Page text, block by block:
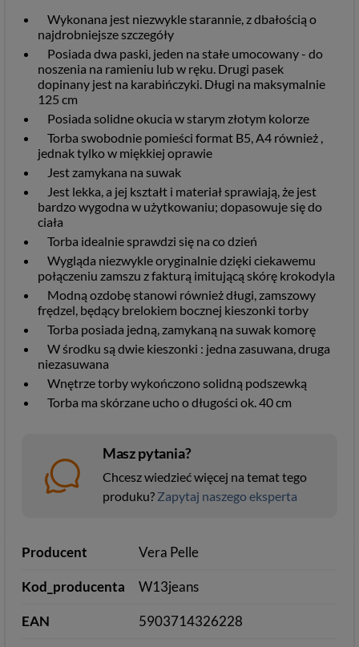
Wykonana jest niezwykle starannie, z dbałością o
najdrobniejsze szczegóły
Posiada dwa paski, jeden na stałe umocowany - do
noszenia na ramieniu lub w ręku. Drugi pasek
dopinany jest na karabińczyki. Długi na maksymalnie
125 cm
Posiada solidne okucia w starym złotym kolorze
Torba swobodnie pomieści format B5, A4 również ,
jednak tylko w miękkiej oprawie
Jest zamykana na suwak
Jest lekka, a jej kształt i materiał sprawiają, że jest
bardzo wygodna w użytkowaniu; dopasowuje się do
ciała
Torba idealnie sprawdzi się na co dzień
Wygląda niezwykle oryginalnie dzięki ciekawemu
połączeniu zamszu z fakturą imitującą skórę krokodyla
Modną ozdobę stanowi również długi, zamszowy
frędzel, będący brelokiem bocznej kieszonki torby
Torba posiada jedną, zamykaną na suwak komorę
W środku są dwie kieszonki : jedna zasuwana, druga
niezasuwana
Wnętrze torby wykończono solidną podszewką
Torba ma skórzane ucho o długości ok. 40 cm
Masz pytania?
Chcesz wiedzieć więcej na temat tego
produku? Zapytaj naszego eksperta
Producent Vera Pelle
Kod_producenta W13jeans
EAN 5903714326228